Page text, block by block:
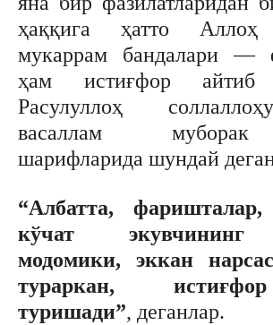
ҳаққига ҳатто Аллоҳ
мукаррам бандалари —
ҳам истиғфор айтиб
Расулуллоҳ
васаллам
шарифларида шундай
“Албатта,
кўчат экувчининг
модомики, эккан
тураркан,
туришади”, деганлар.